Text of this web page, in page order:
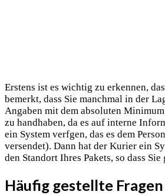
Erstens ist es wichtig zu erkennen,
bemerkt, dass Sie manchmal in der
Angaben mit dem absoluten
zu handhaben, da es auf interne
ein System verfgen, das es dem
versendet). Dann hat der Kurier ein
den Standort Ihres Pakets, so dass
Häufig gestellte